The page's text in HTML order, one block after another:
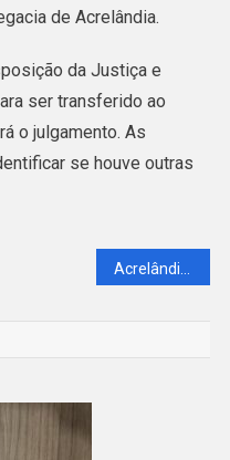
de Acrelândia.
da Justiça e
ser transferido ao
o julgamento. As
se houve outras
Acrelândia avança na cobertura vacinal e se destaca no fortalecimento da saúde pública